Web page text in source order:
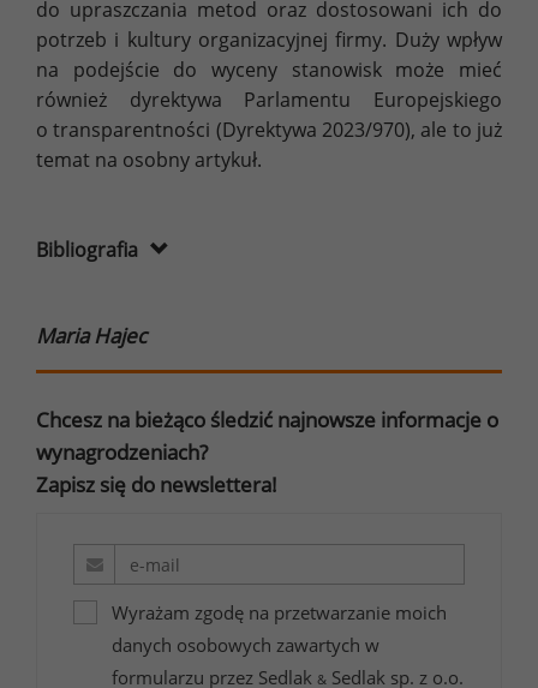
do upraszczania metod oraz dostosowani ich do
potrzeb i kultury organizacyjnej firmy. Duży wpływ
na podejście do wyceny stanowisk może mieć
również dyrektywa Parlamentu Europejskiego
o transparentności (Dyrektywa 2023/970), ale to już
temat na osobny artykuł.
Bibliografia
Maria Hajec
Chcesz na bieżąco śledzić najnowsze informacje o
wynagrodzeniach?
Zapisz się do newslettera!
Wyrażam zgodę na przetwarzanie moich
danych osobowych zawartych w
formularzu przez Sedlak & Sedlak sp. z o.o.